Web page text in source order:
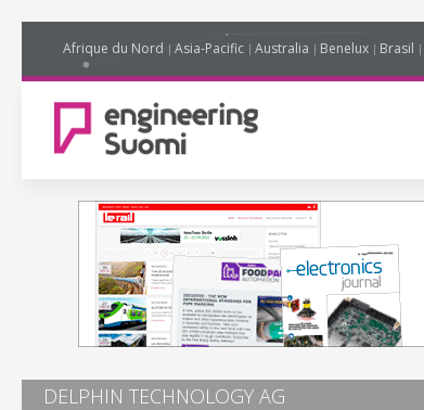
Afrique du Nord Asia-Pacific Australia Benelux Brasil
DELPHIN TECHNOLOGY AG